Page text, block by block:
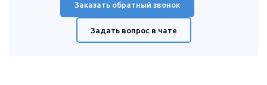
Заказать обратный звонок
Задать вопрос в чате